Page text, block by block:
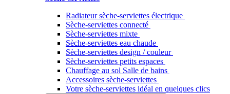
Radiateur sèche-serviettes électrique
Sèche-serviettes connecté
Sèche-serviettes mixte
Sèche-serviettes eau chaude
Sèche-serviettes design / couleur
Sèche-serviettes petits espaces
Chauffage au sol Salle de bains
Accessoires sèche-serviettes
Votre sèche-serviettes idéal en quelques clics